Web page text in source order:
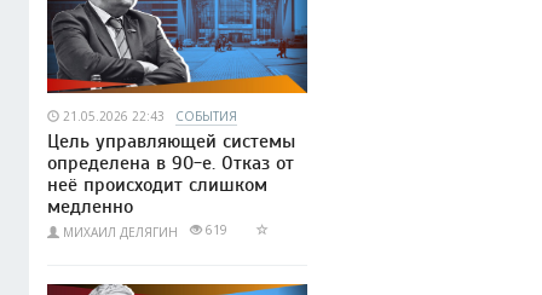
21.05.2026 22:43 СОБЫТИЯ
Цель управляющей системы
определена в 90-е. Отказ от
неё происходит слишком
медленно
МИХАИЛ ДЕЛЯГИН 619